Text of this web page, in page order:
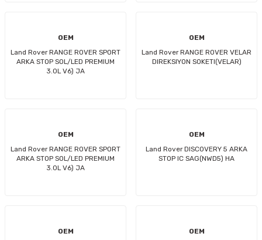
OEM
Land Rover RANGE ROVER SPORT
ARKA STOP SOL/LED PREMIUM
3.0L V6) JA
OEM
Land Rover RANGE ROVER VELAR
DIREKSIYON SOKETI(VELAR)
OEM
Land Rover RANGE ROVER SPORT
ARKA STOP SOL/LED PREMIUM
3.0L V6) JA
OEM
Land Rover DISCOVERY 5 ARKA
STOP IC SAG(NWD5) HA
OEM
OEM